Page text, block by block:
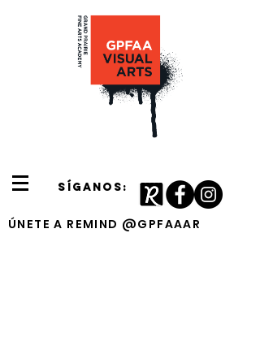
SÍGANOS:
ÚNETE A REMIND @GPFAAAR